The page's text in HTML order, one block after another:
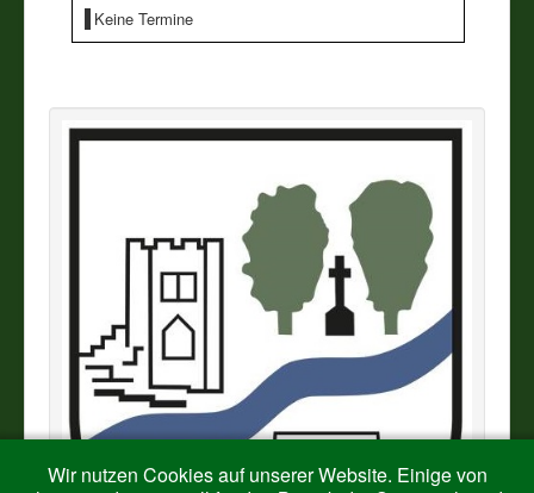
Keine Termine
Wir nutzen Cookies auf unserer Website. Einige von